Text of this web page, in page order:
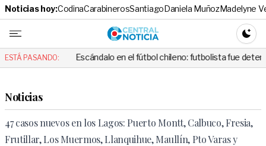
Noticias hoy:CodinaCarabinerosSantiagoDaniela MuñozMadelyne
Central
ESTÁ PASANDO:
Escándalo en el fútbol chileno: futbolista fue detenido tras casi
Noticias
47 casos nuevos en los Lagos: Puerto Montt, Calbuco, Fresia,
Frutillar, Los Muermos, Llanquihue, Maullín, Pto Varas y